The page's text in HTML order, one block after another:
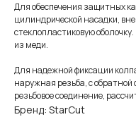
Для обеспечения защитных
цилиндрической насадки,
стеклопластиковую
из меди.
Для надежной фиксации
наружная резьба, с
резьбовое соединение,
Бренд: StarCut